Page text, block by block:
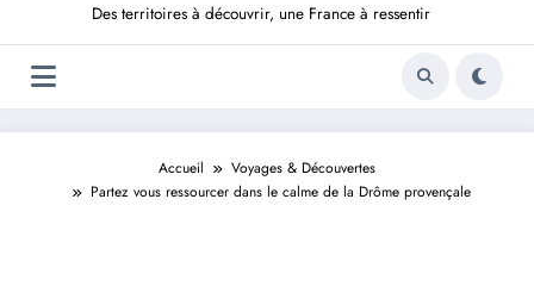
Des territoires à découvrir, une France à ressentir
Accueil
Voyages & Découvertes
Partez vous ressourcer dans le calme de la Drôme provençale